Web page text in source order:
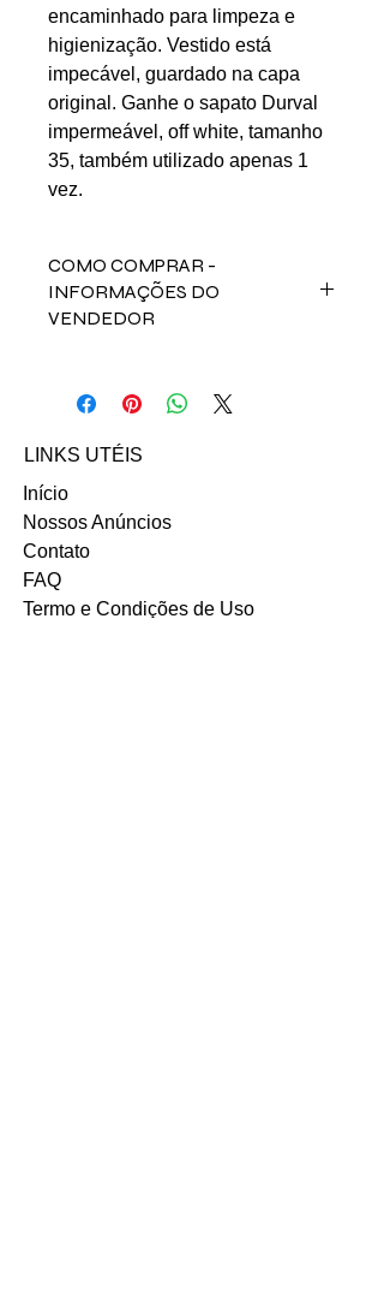
encaminhado para limpeza e
higienização. Vestido está
impecável, guardado na capa
original. Ganhe o sapato Durval
impermeável, off white, tamanho
35, também utilizado apenas 1
vez.
COMO COMPRAR -
INFORMAÇÕES DO
VENDEDOR
Colonna no contato abaixo:
Email: leonardo.i.colonna@gmail.com
LINKS UTÉIS
Início
Nossos Anúncios
Contato
FAQ
Termo e Condições de Uso